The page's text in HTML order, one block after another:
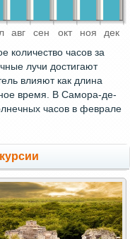
авг сен окт ноя дек
количество часов за
лучи достигают
влияют как длина
время. В Самора-де-
часов в феврале